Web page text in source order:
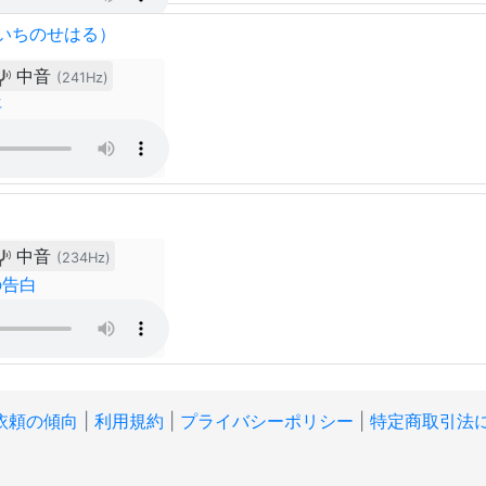
ちのせはる）
中音 (241Hz)
中音 (234Hz)
白
頼の傾向 利用規約 プライバシーポリシー 特定商取引法